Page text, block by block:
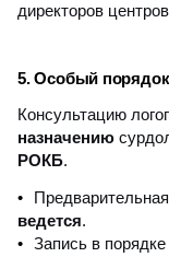
директоров
5. Особый
Консультацию
назначению
РОКБ.
ведется.
Запись в